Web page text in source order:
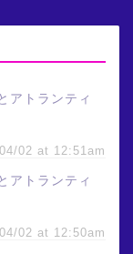
アトランティ
02 at 12:51am
アトランティ
02 at 12:50am